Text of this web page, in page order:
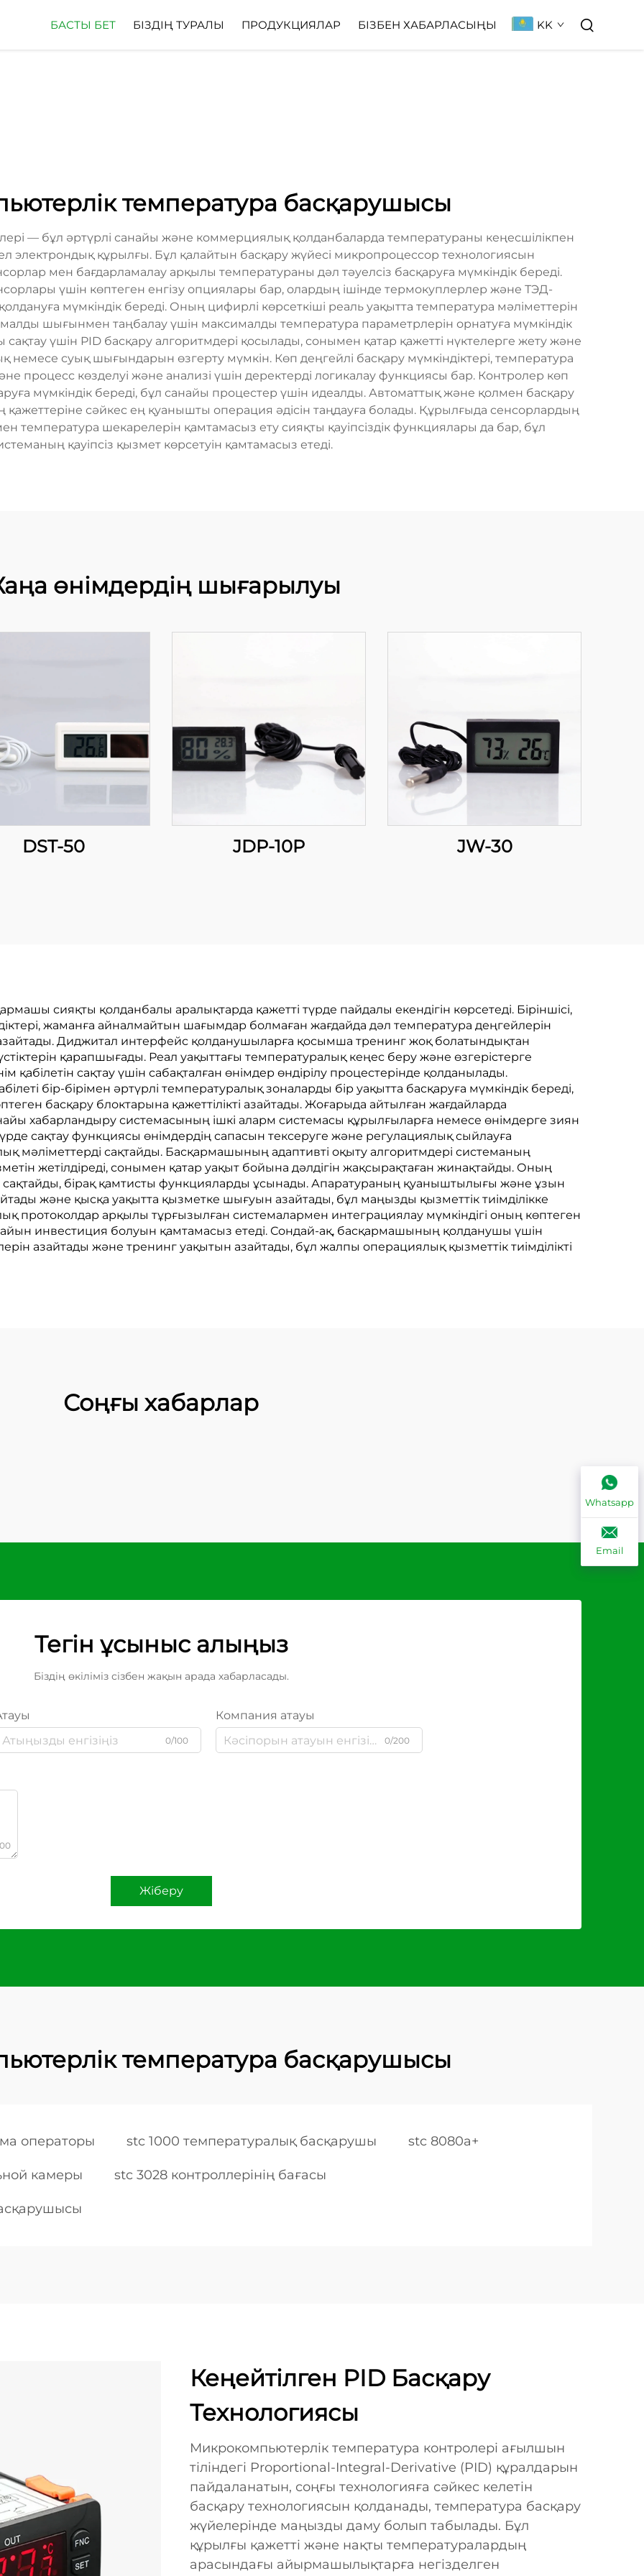
БАСТЫ БЕТ БІЗДІҢ ТУРАЛЫ ПРОДУКЦИЯЛАР БІЗБЕН ХАБАРЛАСЫҢЫ KK
температура басқарушысы
— бұл әртүрлі санайы және коммерциялық қолданбаларда температураны кеңесшілікпен
электрондық құрылғы. Бұл қалайтын басқару жүйесі микропроцессор технологиясын
мен бағдарламалау арқылы температураны дәл тәуелсіз басқаруға мүмкіндік береді.
үшін көптеген енгізу опциялары бар, олардың ішінде термокуплерлер және ТЭД-
мүмкіндік береді. Оның цифирлі көрсеткіші реаль уақытта температура мәліметтерін
шығынмен таңбалау үшін максималды температура параметрлерін орнатуға мүмкіндік
үшін PID басқару алгоритмдері қосылады, сонымен қатар қажетті нүктелерге жету және
немесе суық шығындарын өзгерту мүмкін. Көп деңгейлі басқару мүмкіндіктері, температура
процесс көзделуі және анализі үшін деректерді логикалау функциясы бар. Контролер көп
мүмкіндік береді, бұл санайы процестер үшін идеалды. Автоматтық және қолмен басқару
сәйкес ең қуанышты операция әдісін таңдауға болады. Құрылғыда сенсорлардың
шекарелерін қамтамасыз ету сияқты қауіпсіздік функциялары да бар, бұл
қауіпсіз қызмет көрсетуін қамтамасыз етеді.
өнімдердің шығарылуы
DST-50 JDP-10P JW-30
сияқты қолданбалы аралықтарда қажетті түрде пайдалы екендігін көрсетеді. Біріншісі,
жаманға айналмайтын шағымдар болмаған жағдайда дәл температура деңгейлерін
Диджитал интерфейс қолданушыларға қосымша тренинг жоқ болатындықтан
қарапшығады. Реал уақыттағы температуралық кеңес беру және өзгерістерге
қабілетін сақтау үшін сабақталған өнімдер өндірілу процестерінде қолданылады.
бір-бірімен әртүрлі температуралық зоналарды бір уақытта басқаруға мүмкіндік береді,
басқару блоктарына қажеттілікті азайтады. Жоғарыда айтылған жағдайларда
хабарландыру системасының ішкі аларм системасы құрылғыларға немесе өнімдерге зиян
сақтау функциясы өнімдердің сапасын тексеруге және регулациялық сыйлауға
мәліметтерді сақтайды. Басқармашының адаптивті оқыту алгоритмдері системаның
жетілдіреді, сонымен қатар уақыт бойына дәлдігін жақсырақтаған жинақтайды. Оның
бірақ қамтисты функцияларды ұсынады. Апаратураның қуаныштылығы және ұзын
және қысқа уақытта қызметке шығуын азайтады, бұл маңызды қызметтік тиімділікке
протоколдар арқылы тұрғызылған системалармен интеграциялау мүмкіндігі оның көптеген
инвестиция болуын қамтамасыз етеді. Сондай-ақ, басқармашының қолданушы үшін
азайтады және тренинг уақытын азайтады, бұл жалпы операциялық қызметтік тиімділікті
Соңғы хабарлар
Тегін ұсыныс алыңыз
Біздің өкіліміз сізбен жақын арада хабарласады.
0/100
Компания атауы
0/200
Жіберу
температура басқарушысы
операторы stc 1000 температуралық басқарушы stc 8080a+
камеры stc 3028 контроллерінің бағасы
Кеңейтілген PID Басқару
Технологиясы
Микрокомпьютерлік температура контролері ағылшын
тіліндегі Proportional-Integral-Derivative (PID) құралдарын
пайдаланатын, соңғы технологияға сәйкес келетін
басқару технологиясын қолданады, температура басқару
жүйелерінде маңызды даму болып табылады. Бұл
құрылғы қажетті және нақты температуралардың
арасындағы айырмашылықтарға негізделген
Whatsapp
Email